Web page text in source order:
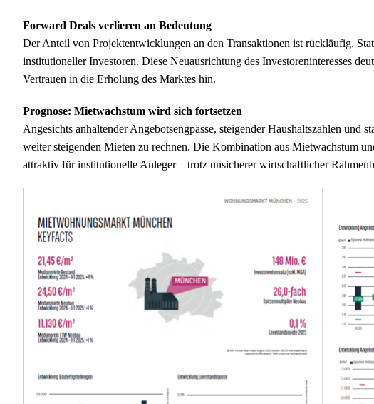
Forward Deals verlieren an Bedeutung
Der Anteil von Projektentwicklungen an den Transaktionen ist rückläufig.
institutioneller Investoren. Diese Neuausrichtung des Investoreninteresses
Vertrauen in die Erholung des Marktes hin.
Prognose: Mietwachstum wird sich fortsetzen
Angesichts anhaltender Angebotsengpässe, steigender Haushaltszahlen und
weiter steigenden Mieten zu rechnen. Die Kombination aus Mietwachstum
attraktiv für institutionelle Anleger – trotz unsicherer wirtschaftlicher